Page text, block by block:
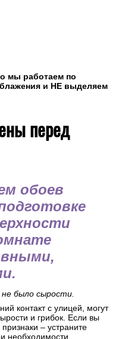
мы работаем по
и НЕ выделяем
перед
обоев
было сырости.
контакт с улицей, могут
и грибок. Если вы
– устраните
необходимости